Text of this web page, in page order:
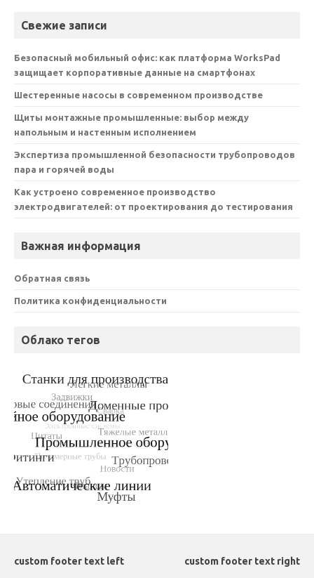
Свежие записи
Безопасный мобильный офис: как платформа WorksPad
защищает корпоративные данные на смартфонах
Шестеренные насосы в современном производстве
Щиты монтажные промышленные: выбор между
напольным и настенным исполнением
Экспертиза промышленной безопасности трубопроводов
пара и горячей воды
Как устроено современное производство
электродвигателей: от проектирования до тестирования
Важная информация
Обратная связь
Политика конфиденциальности
Облако тегов
custom footer text left custom footer text right